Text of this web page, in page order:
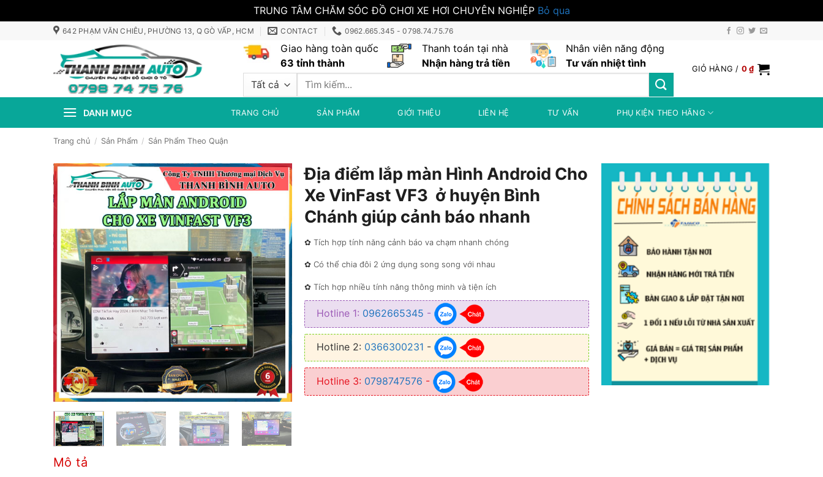
TRUNG TÂM CHĂM SÓC ĐỒ CHƠI XE HƠI CHUYÊN NGHIỆP Bỏ qua
642 PHẠM VĂN CHIÊU, PHƯỜNG 13, Q GÒ VẤP, HCM CONTACT 0962.665.345 - 0798.74.75.76
Giao hàng toàn quốc
63 tỉnh thành
Thanh toán tại nhà
Nhận hàng trả tiền
Nhân viên năng động
Tư vấn nhiệt tình
Tìm
GIỎ HÀNG / 0₫
DANH MỤC TRANG CHỦ SẢN PHẨM GIỚI THIỆU LIÊN HỆ TƯ VẤN PHỤ KIỆN THEO HÃNG
Trang chủ / Sản Phẩm / Sản Phẩm Theo Quận
Địa điểm lắp màn Hình Android Cho
Xe VinFast VF3 ở huyện Bình
Chánh giúp cảnh báo nhanh
✿ Tích hợp tính năng cảnh báo va chạm nhanh chóng
✿ Có thể chia đôi 2 ứng dụng song song với nhau
✿ Tích hợp nhiều tính năng thông minh và tiện ích
Hotline 1: 0962665345 -
Hotline 2: 0366300231 -
Hotline 3: 0798747576 -
Mô tả